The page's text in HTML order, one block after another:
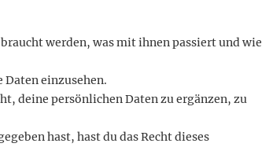
werden, was mit ihnen passiert und wie
Daten einzusehen.
deine persönlichen Daten zu ergänzen, zu
hast, hast du das Recht dieses